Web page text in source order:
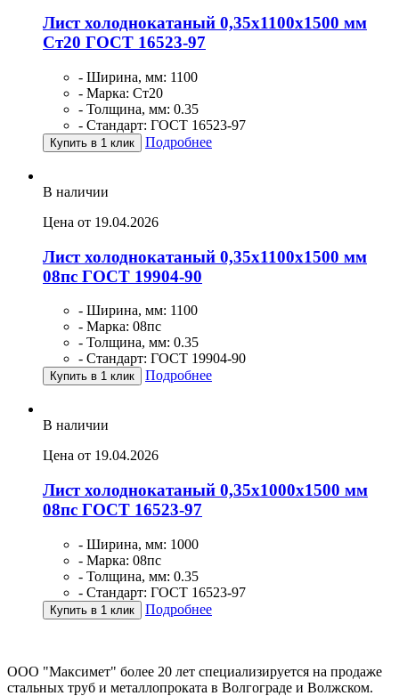
Лист холоднокатаный 0,35х1100х1500 мм
Ст20 ГОСТ 16523-97
- Ширина, мм: 1100
- Марка: Ст20
- Толщина, мм: 0.35
- Стандарт: ГОСТ 16523-97
Купить в 1 клик Подробнее
В наличии
Цена от 19.04.2026
Лист холоднокатаный 0,35х1100х1500 мм
08пс ГОСТ 19904-90
- Ширина, мм: 1100
- Марка: 08пс
- Толщина, мм: 0.35
- Стандарт: ГОСТ 19904-90
Купить в 1 клик Подробнее
В наличии
Цена от 19.04.2026
Лист холоднокатаный 0,35х1000х1500 мм
08пс ГОСТ 16523-97
- Ширина, мм: 1000
- Марка: 08пс
- Толщина, мм: 0.35
- Стандарт: ГОСТ 16523-97
Купить в 1 клик Подробнее
ООО "Максимет" более 20 лет специализируется на продаже
стальных труб и металлопроката в Волгограде и Волжском.